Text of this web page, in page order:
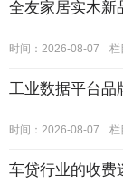
全友家居实木新
时间：2026-08-07 栏
工业数据平台品
时间：2026-08-07 栏
车贷行业的收费